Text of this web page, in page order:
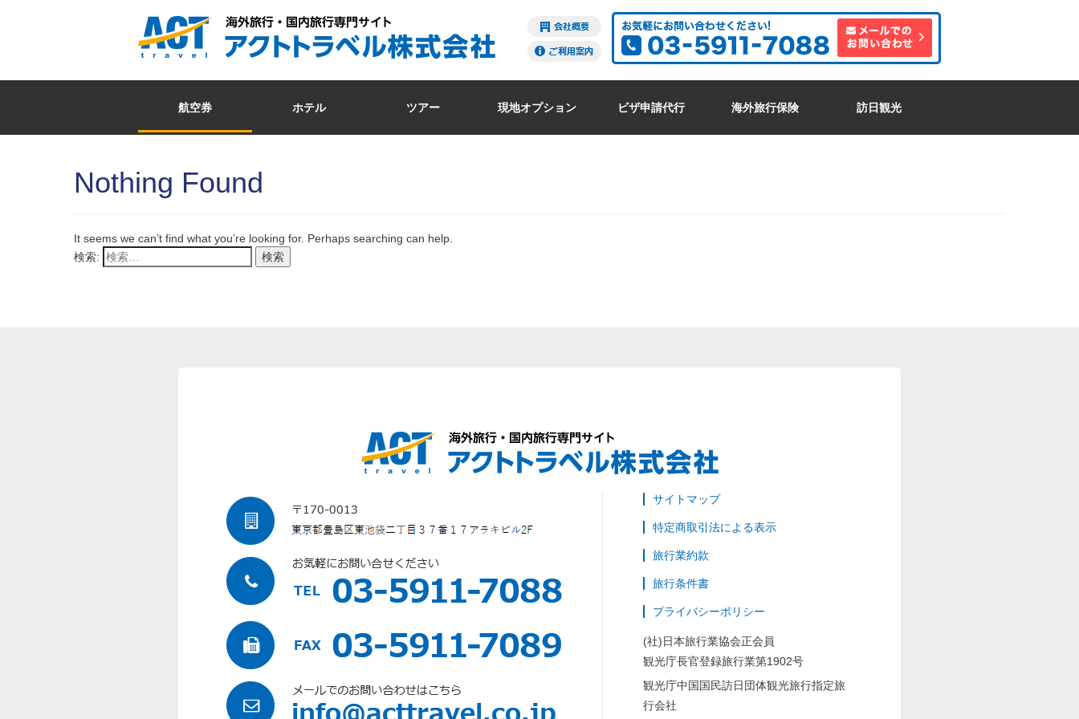
航空券 ホテル ツアー 現地オプション ビザ申請代行 海外旅行保険 訪日観光
Nothing Found
It seems we can’t find what you’re looking for. Perhaps searching can help.
検索:
サイトマップ
特定商取引法による表示
旅行業約款
旅行条件書
プライバシーポリシー
(社)日本旅行業協会正会員
観光庁長官登録旅行業第1902号
観光庁中国国民訪日団体観光旅行指定旅
行会社